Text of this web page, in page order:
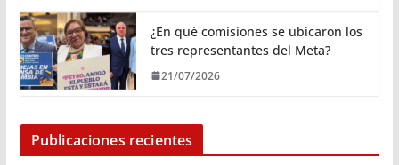
¿En qué comisiones se ubicaron los
tres representantes del Meta?
21/07/2026
Publicaciones recientes